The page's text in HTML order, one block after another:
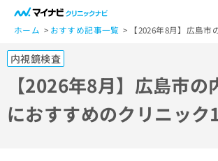
ホーム おすすめ記事一覧 【2026年8月】広島
内視鏡検査
【2026年8月】広島市の
におすすめのクリニック
一
般
ー
ザ
ー
の
方